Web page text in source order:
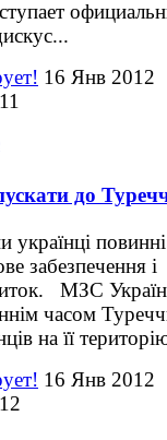
16 Янв 2012
до
українці повинні
забезпечення і
МЗС
часом
на її
16 Янв 2012